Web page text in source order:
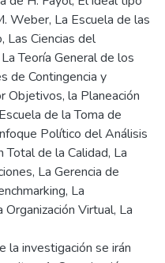
Weber, La Escuela de las
Las Ciencias del
Teoría General de los
de Contingencia y
Objetivos, la Planeación
de la Toma de
Político del Análisis
Total de la Calidad, La
La Gerencia de
La
Virtual, La
la investigación se irán